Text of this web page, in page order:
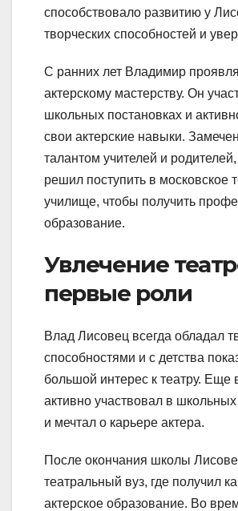
способствовало развитию у
творческих способностей и
С ранних лет Владимир
актерскому мастерству. Он
школьных постановках и
свои актерские навыки.
талантом учителей и
решил поступить в московское
училище, чтобы получить
образование.
Увлечение
первые роли
Влад Лисовец всегда обладал
способностями и с детства
большой интерес к театру. Еще
активно участвовал в
и мечтал о карьере актера.
После окончания школы
театральный вуз, где получил
актерское образование. Во